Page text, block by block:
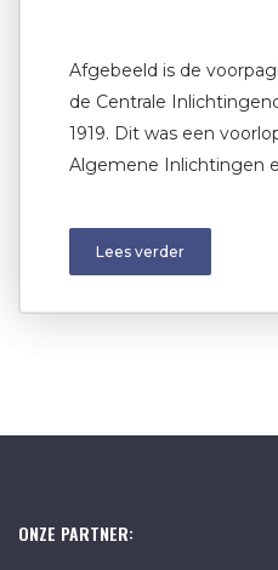
Afgebeeld is de
de Centrale
1919. Dit was een
Algemene Inlichtingen
Lees verder
ONZE PARTNER: